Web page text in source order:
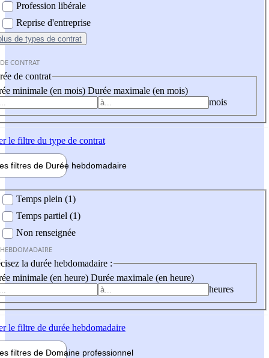
Profession libérale
Reprise d'entreprise
de types de contrat
CONTRAT
de contrat
minimale (en mois) Durée maximale (en mois)
mois
le filtre du type de contrat
filtres de Durée hebdomadaire
Temps plein (1)
Temps partiel (1)
Non renseignée
la durée hebdomadaire :
minimale (en heure) Durée maximale (en heure)
heures
le filtre de durée hebdomadaire
filtres de Domaine professionnel